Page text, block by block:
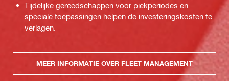
Tijdelijke gereedschappen voor piekperiodes en
speciale toepassingen helpen de investeringskosten te
verlagen.
MEER INFORMATIE OVER FLEET MANAGEMENT